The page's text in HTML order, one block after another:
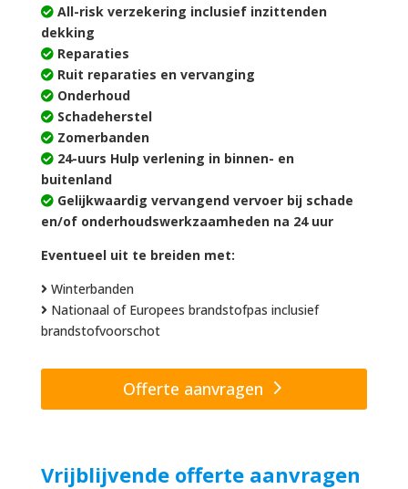
All-risk verzekering inclusief inzittenden
dekking
Reparaties
Ruit reparaties en vervanging
Onderhoud
Schadeherstel
Zomerbanden
24-uurs Hulp verlening in binnen- en
buitenland
Gelijkwaardig vervangend vervoer bij schade
en/of onderhoudswerkzaamheden na 24 uur
Eventueel uit te breiden met:
Winterbanden
Nationaal of Europees brandstofpas inclusief
brandstofvoorschot
Offerte aanvragen
Vrijblijvende offerte aanvragen